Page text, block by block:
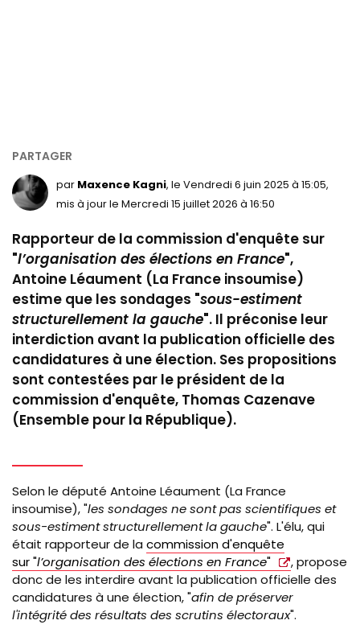
par Maxence Kagni, le Vendredi 6 juin 2025 à 15:05,
mis à jour le Mercredi 15 juillet 2026 à 16:50
Rapporteur de la commission d'enquête sur
"l’organisation des élections en France",
Antoine Léaument (La France insoumise)
estime que les sondages "sous-estiment
structurellement la gauche". Il préconise leur
interdiction avant la publication officielle des
candidatures à une élection. Ses propositions
sont contestées par le président de la
commission d'enquête, Thomas Cazenave
(Ensemble pour la République).
Selon le député Antoine Léaument (La France
insoumise), "les sondages ne sont pas scientifiques et
sous-estiment structurellement la gauche". L'élu, qui
était rapporteur de la commission d'enquête
sur "l’organisation des élections en France"
, propose
donc de les interdire avant la publication officielle des
candidatures à une élection, "afin de préserver
l'intégrité des résultats des scrutins électoraux".